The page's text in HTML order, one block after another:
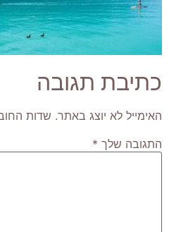
כתיבת תגובה
האימייל לא יוצג באתר. שדות
התגובה שלך *